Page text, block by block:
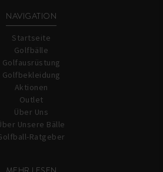
NAVIGATION
Startseite
Golfbälle
Golfausrüstung
Golfbekleidung
Aktionen
Outlet
Über Uns
Unsere Bälle
Ratgeber